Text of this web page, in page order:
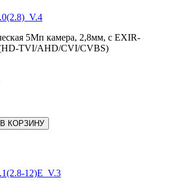
5Мп камера, 2,8мм, с EXIR-
(HD-TVI/AHD/CVI/CVBS)
В КОРЗИНУ
12)E_V.3